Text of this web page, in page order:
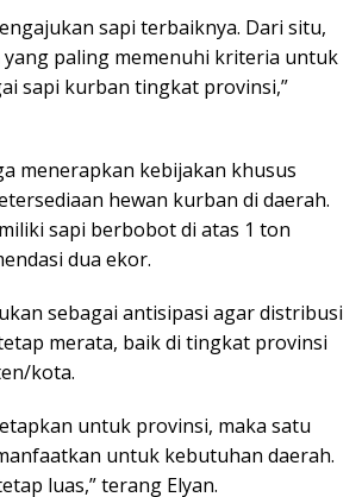
sapi terbaiknya. Dari situ,
paling memenuhi kriteria untuk
sapi kurban tingkat provinsi,”
menerapkan kebijakan khusus
hewan kurban di daerah.
sapi berbobot di atas 1 ton
dua ekor.
sebagai antisipasi agar distribusi
merata, baik di tingkat provinsi
kota.
untuk provinsi, maka satu
untuk kebutuhan daerah.
luas,” terang Elyan.